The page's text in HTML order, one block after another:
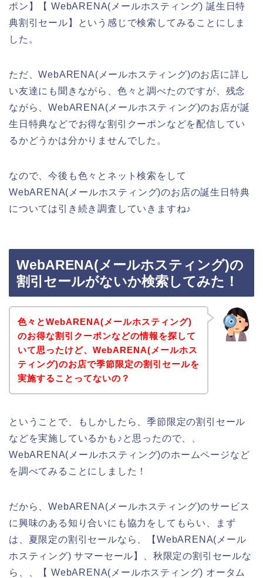
ポン】【 WebARENA(メールホスティング) 誕生日特
典割引セール】という感じで検索してみることにしま
した。
ただ、WebARENA(メールホスティング)のお店に詳し
い友達にも聞きながら、色々と調べたのですが、残念
ながら、WebARENA(メールホスティング)のお店が誕
生日特典などでお得な割引クーポンなどを配信してい
るかどうかは分かりませんでした。
なので、今後も色々とネット検索をして
WebARENA(メールホスティング)のお店の誕生日特典
については引き続き調査していきますね♪
WebARENA(メールホスティング)の
割引セールがないか検索してみた！
色々とWebARENA(メールホスティング)
のお得な割引クーポンなどの情報を探して
いて思ったけど、WebARENA(メールホス
ティング)のお店で季節限定の割引セールを
実施することってないの？
ということで、もしかしたら、季節限定の割引セール
などを実施しているかも♪と思ったので、、
WebARENA(メールホスティング)のホームページなど
を調べてみることにしました！
だから、WebARENA(メールホスティング)のサービス
に興味のある知り合いにも協力をしてもらい、まず
は、夏限定の割引セールなら、【WebARENA(メール
ホスティング) サマーセール】、秋限定の割引セールな
ら、、【 WebARENA(メールホスティング) オータム